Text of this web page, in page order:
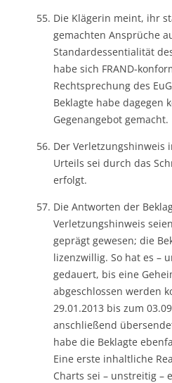
Die Klägerin meint, ihr
gemachten Ansprüche
Standardessentialität
habe sich FRAND-
Rechtsprechung des
Beklagte habe dagegen
Gegenangebot gemacht.
Der Verletzungshinweis
Urteils sei durch das
erfolgt.
Die Antworten der
Verletzungshinweis
geprägt gewesen; die
lizenzwillig. So hat es –
gedauert, bis eine
abgeschlossen werden
29.01.2013 bis zum
anschließend
habe die Beklagte
Eine erste inhaltliche
Charts sei – unstreitig –